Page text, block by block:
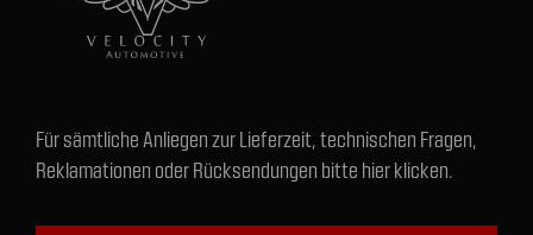
Für sämtliche Anliegen zur Lieferzeit, technischen Fragen,
Reklamationen oder Rücksendungen bitte hier klicken.